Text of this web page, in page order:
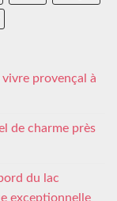
provençal à
de charme près
du lac
exceptionnelle